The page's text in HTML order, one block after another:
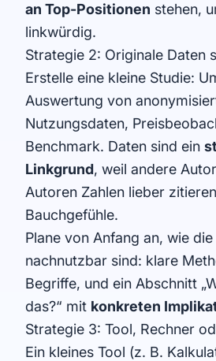
an Top-Positionen stehen,
linkwürdig.
Strategie 2: Originale Daten
Erstelle eine kleine Studie:
Auswertung von
Nutzungsdaten,
Benchmark. Daten sind ein
Linkgrund, weil andere
Autoren Zahlen lieber
Bauchgefühle.
Plane von Anfang an, wie
nachnutzbar sind: klare
Begriffe, und ein Abschnitt
das?“ mit konkreten
Strategie 3: Tool, Rechner
Ein kleines Tool (z. B.